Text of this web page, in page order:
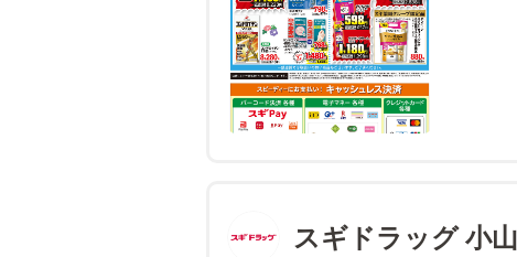
スギドラッグ 小